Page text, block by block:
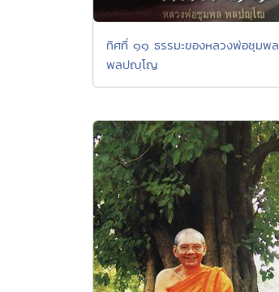
ทิศที่ ๑๑ ธรรมะของหลวงพ่อชุมพล
พลปญฺโญ